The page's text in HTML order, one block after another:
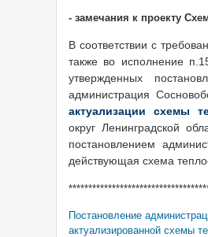
- замечания к проекту
В соответствии с
также во исполнение
утвержденных
администрация
актуализации схемы
округ Ленинградской
постановлением
действующая схема
Постановление
актуализированной схемы